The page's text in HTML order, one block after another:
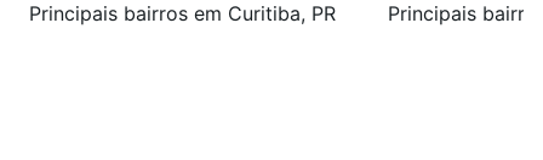
Principais bairros em Curitiba, PR Principais